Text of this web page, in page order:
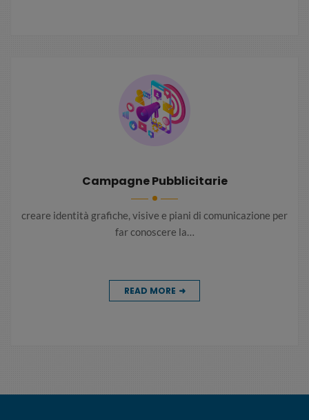
Campagne Pubblicitarie
creare identità grafiche, visive e piani di comunicazione per
far conoscere la…
READ MORE